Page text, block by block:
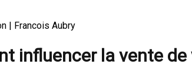
| Francois Aubry
influencer la vente